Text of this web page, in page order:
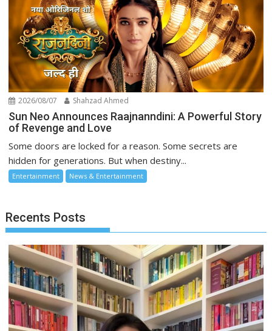
2026/08/07 Shahzad Ahmed
Sun Neo Announces Raajnanndini: A Powerful Story
of Revenge and Love
Some doors are locked for a reason. Some secrets are
hidden for generations. But when destiny...
Entertainment News & Entertainment
Recents Posts